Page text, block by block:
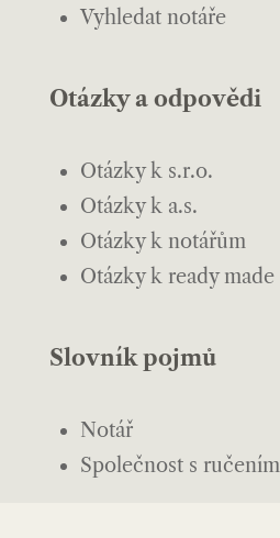
Vyhledat notáře
Otázky a odpovědi
Otázky k s.r.o.
Otázky k a.s.
Otázky k notářům
Otázky k ready
Slovník pojmů
Notář
Společnost s